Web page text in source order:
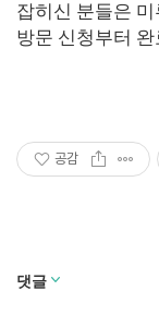
잡히신 분들은
방문 신청부터
공감
댓글